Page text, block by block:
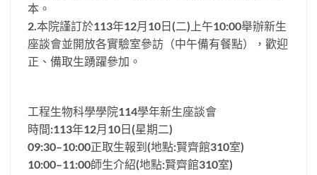
本。
2.本院謹訂於113年12月10日(二)上午10:00舉辦新生
座談會並開放各實驗室參訪（中午備有餐點），歡迎
正、備取生踴躍參加。
工程生物科學學院114學年新生座談會
時間:113年12月10日(星期二)
09:30–10:00正取生報到(地點:賢齊館310室)
10:00–11:00師生介紹(地點:賢齊館310室)